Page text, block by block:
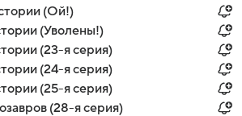
(Ой!)
(Уволены!)
(23-я серия)
(24-я серия)
(25-я серия)
(28-я серия)